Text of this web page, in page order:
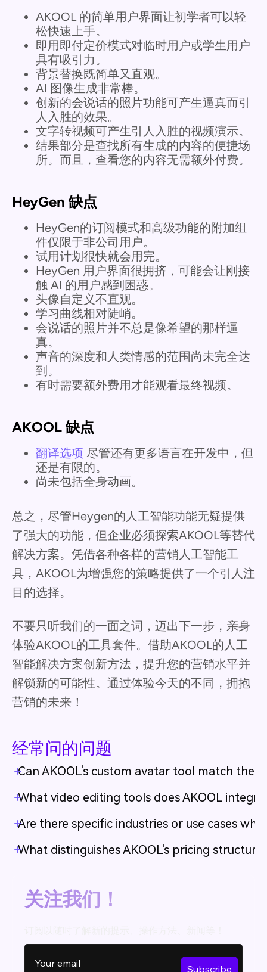
AKOOL 的简单用户界面让初学者可以轻
松快速上手。
即用即付定价模式对临时用户或学生用户
具有吸引力。
背景替换既简单又直观。
AI 图像生成非常棒。
创新的会说话的照片功能可产生逼真而引
人入胜的效果。
文字转视频可产生引人入胜的视频演示。
结果部分是查找所有生成的内容的便捷场
所。而且，查看您的内容无需额外付费。
HeyGen 缺点
HeyGen的订阅模式和高级功能的附加组
件仅限于非公司用户。
试用计划很快就会用完。
HeyGen 用户界面很拥挤，可能会让刚接
触 AI 的用户感到困惑。
头像自定义不直观。
学习曲线相对陡峭。
会说话的照片并不总是像希望的那样逼
真。
声音的深度和人类情感的范围尚未完全达
到。
有时需要额外费用才能观看最终视频。
AKOOL 缺点
翻译选项 尽管还有更多语言在开发中，但
还是有限的。
尚未包括全身动画。
总之，尽管Heygen的人工智能功能无疑提供
了强大的功能，但企业必须探索AKOOL等替代
解决方案。凭借各种各样的营销人工智能工
具，AKOOL为增强您的策略提供了一个引人注
目的选择。
不要只听我们的一面之词，迈出下一步，亲身
体验AKOOL的工具套件。借助AKOOL的人工
智能解决方案创新方法，提升您的营销水平并
解锁新的可能性。通过体验今天的不同，拥抱
营销的未来！
经常问的问题
Can AKOOL's custom avatar tool match the
What video editing tools does AKOOL
Are there specific industries or use cases
What distinguishes AKOOL's pricing
关注我们！